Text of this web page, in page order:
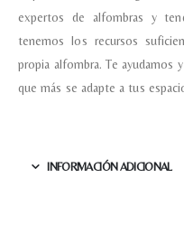
expertos de alfombras y
tenemos los recursos
propia alfombra. Te ayudamos
que más se adapte a tus
INFORMACIÓN ADICIONAL